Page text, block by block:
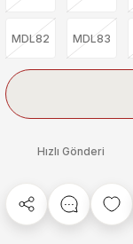
MDL82 MDL83
Hızlı Gönderi